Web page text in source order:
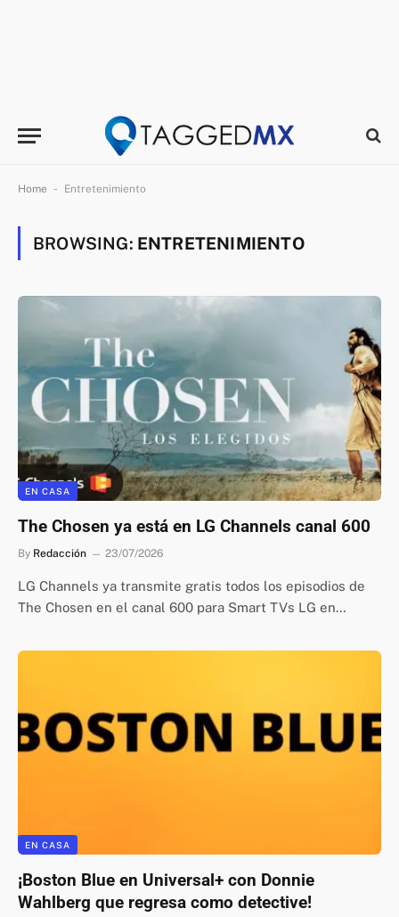
Home - Entretenimiento
BROWSING: ENTRETENIMIENTO
EN CASA
The Chosen ya está en LG Channels canal 600
By Redacción 23/07/2026
LG Channels ya transmite gratis todos los episodios de
The Chosen en el canal 600 para Smart TVs LG en…
EN CASA
¡Boston Blue en Universal+ con Donnie
Wahlberg que regresa como detective!